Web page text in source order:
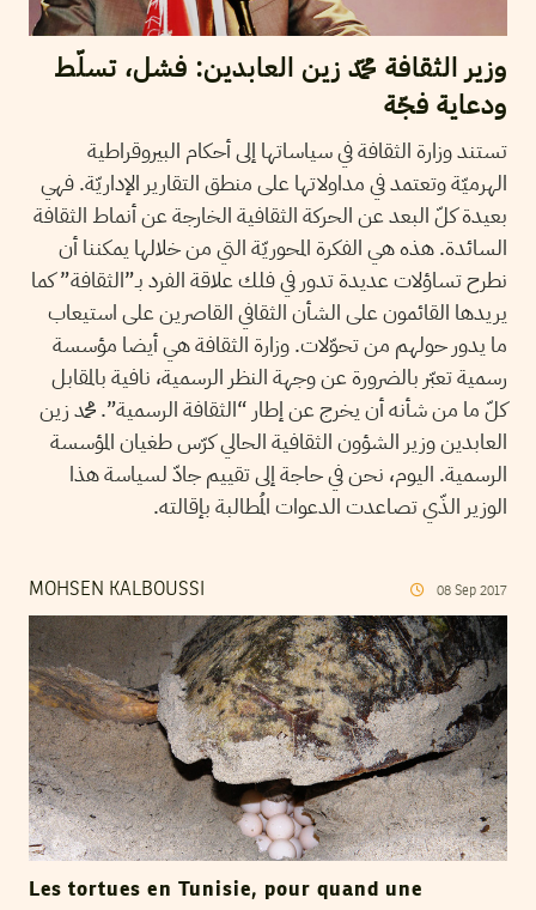
وزير الثقافة محمّد زين العابدين: فشل، تسلّط
ودعاية فجّة
تستند وزارة الثقافة في سياساتها إلى أحكام البيروقراطية
الهرميّة وتعتمد في مداولاتها على منطق التقارير الإداريّة. فهي
بعيدة كلّ البعد عن الحركة الثقافية الخارجة عن أنماط الثقافة
السائدة. هذه هي الفكرة المحوريّة التي من خلالها يمكننا أن
نطرح تساؤلات عديدة تدور في فلك علاقة الفرد بـ”الثقافة” كما
يريدها القائمون على الشأن الثقافي القاصرين على استيعاب
ما يدور حولهم من تحوّلات. وزارة الثقافة هي أيضا مؤسسة
رسمية تعبّر بالضرورة عن وجهة النظر الرسمية، نافية بالمقابل
كلّ ما من شأنه أن يخرج عن إطار “الثقافة الرسمية”. محمد زين
العابدين وزير الشؤون الثقافية الحالي كرّس طغيان المؤسسة
الرسمية. اليوم، نحن في حاجة إلى تقييم جادّ لسياسة هذا
الوزير الذّي تصاعدت الدعوات المُطالبة بإقالته.
MOHSEN KALBOUSSI 08 Sep 2017
Les tortues en Tunisie, pour quand une